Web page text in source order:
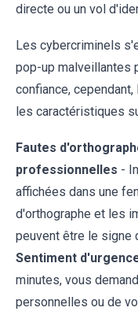
directe ou un vol
Les cybercriminels
pop-up malveillantes
confiance,
les caractéristiques
Fautes
professionnelles -
affichées dans une
d'orthographe et les
peuvent être le signe
Sentiment
minutes, vous
personnelles ou de